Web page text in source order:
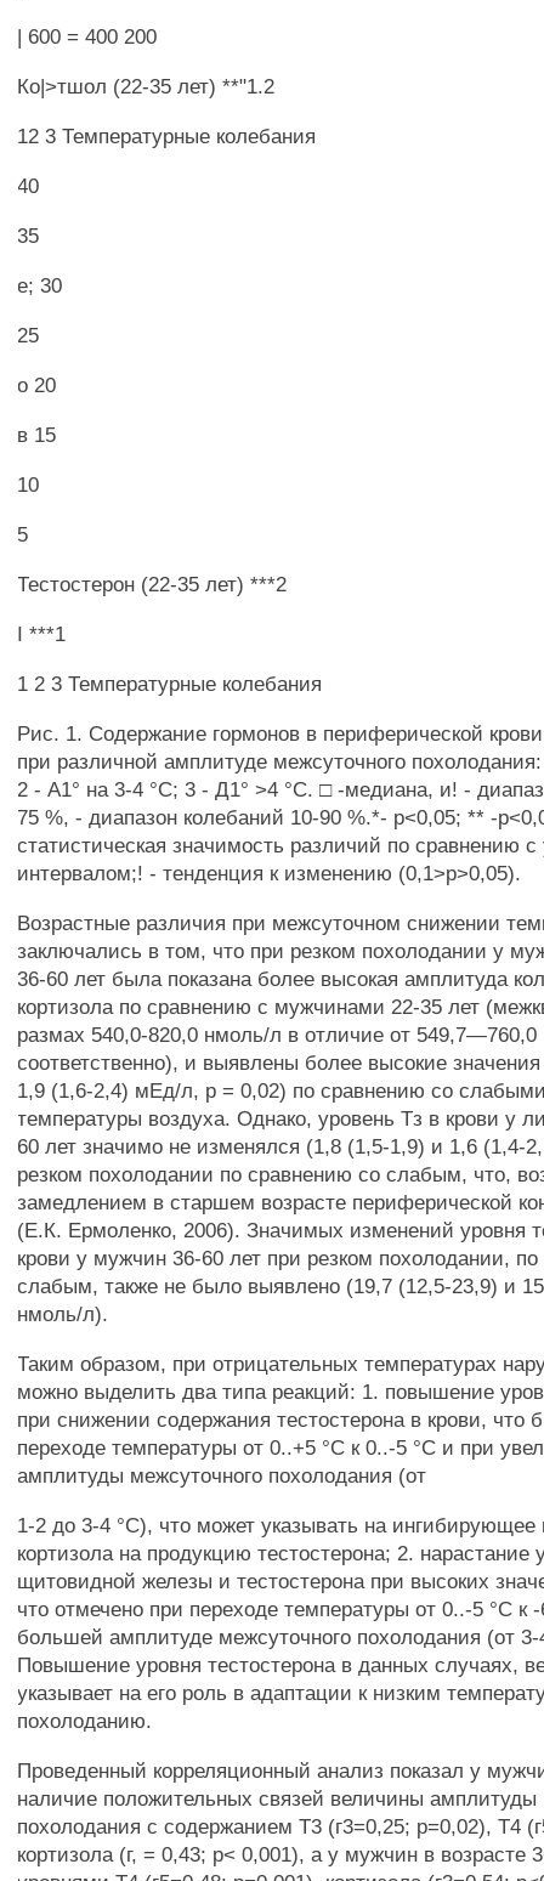
| 600 = 400 200
Ко|>тшол (22-35 лет) **"1.2
12 3 Температурные колебания
40
35
е; 30
25
о 20
в 15
10
5
Тестостерон (22-35 лет) ***2
I ***1
1 2 3 Температурные колебания
Рис. 1. Содержание гормонов в периферической
при различной амплитуде межсуточного
2 - А1° на 3-4 °С; 3 - Д1° >4 °С. □ -медиана, и! -
75 %, - диапазон колебаний 10-90 %.*- р<0,05; ** -
статистическая значимость различий по сравнению
интервалом;! - тенденция к изменению (0,1>р>0,05).
Возрастные различия при межсуточном снижении
заключались в том, что при резком похолодании у
36-60 лет была показана более высокая амплитуда
кортизола по сравнению с мужчинами 22-35 лет
размах 540,0-820,0 нмоль/л в отличие от
соответственно), и выявлены более высокие
1,9 (1,6-2,4) мЕд/л, р = 0,02) по сравнению со
температуры воздуха. Однако, уровень Тз в крови у
60 лет значимо не изменялся (1,8 (1,5-1,9) и 1,6 (1,4-
резком похолодании по сравнению со слабым, что,
замедлением в старшем возрасте периферической
(Е.К. Ермоленко, 2006). Значимых изменений уровня
крови у мужчин 36-60 лет при резком похолодании,
слабым, также не было выявлено (19,7 (12,5-23,9) и
нмоль/л).
Таким образом, при отрицательных температурах
можно выделить два типа реакций: 1. повышение
при снижении содержания тестостерона в крови, что
переходе температуры от 0..+5 °С к 0..-5 °С и при
амплитуды межсуточного похолодания (от
1-2 до 3-4 °С), что может указывать на ингибирующее
кортизола на продукцию тестостерона; 2. нарастание
щитовидной железы и тестостерона при высоких
что отмечено при переходе температуры от 0..-5 °С к
большей амплитуде межсуточного похолодания (от
Повышение уровня тестостерона в данных случаях,
указывает на его роль в адаптации к низким
похолоданию.
Проведенный корреляционный анализ показал у
наличие положительных связей величины амплитуды
похолодания с содержанием Т3 (г3=0,25; р=0,02), Т4
кортизола (г, = 0,43; р< 0,001), а у мужчин в возрасте